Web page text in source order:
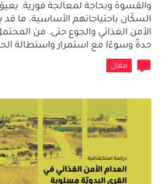
والقسوة وبحاجة لمعالجة فورية.
السكّان باحتياجاتهم الأساسية، ما
الأمن الغذائي والجوع حتى. من
حدةً وسوءًا مع استمرار واستطالة
مقال